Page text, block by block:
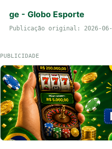
ge - Globo Esporte
Publicação original: 2026-06-
PUBLICIDADE